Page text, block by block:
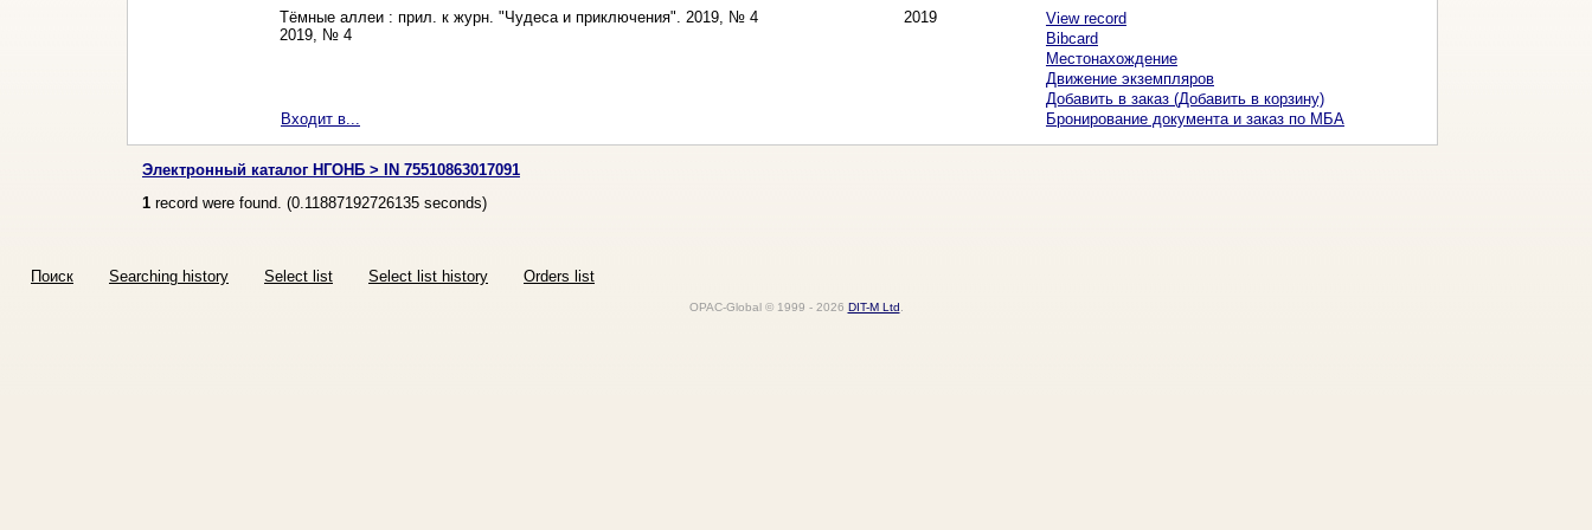
Тёмные аллеи : прил. к журн. "Чудеса и приключения". 2019, № 4
2019, № 4
2019
View record
Bibcard
Местонахождение
Движение экземпляров
Добавить в заказ (Добавить в корзину)
Бронирование документа и заказ по МБА
Входит в...
Электронный каталог НГОНБ > IN 75510863017091
1record were found. (0.11887192726135seconds)
Поиск Searching history Select list Select list history Orders list
OPAC-Global © 1999 - 2026 DIT-M Ltd